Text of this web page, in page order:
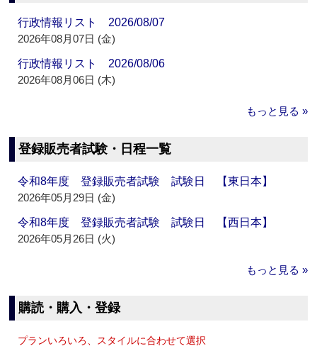
行政情報リスト 2026/08/07
2026年08月07日 (金)
行政情報リスト 2026/08/06
2026年08月06日 (木)
もっと見る »
登録販売者試験・日程一覧
令和8年度 登録販売者試験 試験日 【東日本】
2026年05月29日 (金)
令和8年度 登録販売者試験 試験日 【西日本】
2026年05月26日 (火)
もっと見る »
購読・購入・登録
プランいろいろ、スタイルに合わせて選択